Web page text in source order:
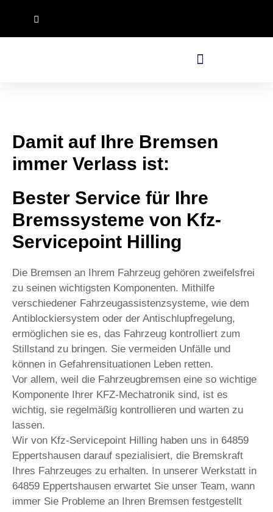
Damit auf Ihre Bremsen
immer Verlass ist:
Bester Service für Ihre
Bremssysteme von Kfz-
Servicepoint Hilling
Die Bremsen an Ihrem Fahrzeug gehören zweifelsfrei
zu seinen wichtigsten Komponenten. Mithilfe
verschiedener Fahrzeugassistenzsysteme, wie dem
Antiblockiersystem oder der Antischlupfregelung,
ermöglichen sie es, das Fahrzeug kontrolliert zum
Stillstand zu bringen. Sie vermeiden Unfälle und
können in Gefahrensituationen Leben retten.
Vor allem, weil die Fahrzeugbremsen eine so wichtige
Komponente Ihrer KFZ-Mechatronik sind, ist es
wichtig, sie regelmäßig kontrollieren und warten zu
lassen.
Wir von Kfz-Servicepoint Hilling haben uns in 64859
Eppertshausen darauf spezialisiert, die Bremskraft
Ihres Fahrzeuges zu erhalten. In unserer Werkstatt in
64859 Eppertshausen erwartet Sie unser Team, wann
immer Sie Probleme an Ihren Bremsen festgestellt